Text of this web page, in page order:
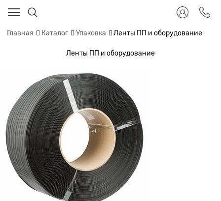
Главная Каталог Упаковка Ленты ПП и оборудование
Ленты ПП и оборудование